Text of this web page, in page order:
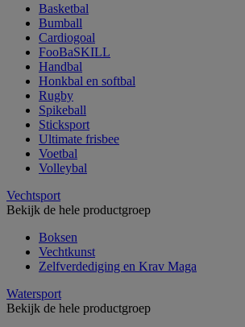
Basketbal
Bumball
Cardiogoal
FooBaSKILL
Handbal
Honkbal en softbal
Rugby
Spikeball
Sticksport
Ultimate frisbee
Voetbal
Volleybal
Vechtsport
Bekijk de hele productgroep
Boksen
Vechtkunst
Zelfverdediging en Krav Maga
Watersport
Bekijk de hele productgroep